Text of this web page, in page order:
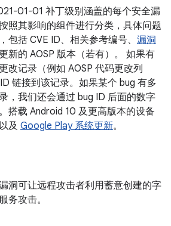
01-01 补丁级别涵盖的每个安全漏
照其影响的组件进行分类，具体问题
包括 CVE ID、相关参考编号、 漏洞
新的 AOSP 版本（若有）。 如果有
改记录（例如 AOSP 代码更改列
链接到该记录。如果某个 bug 有多
，我们还会通过 bug ID 后面的数字
搭载 Android 10 及更高版本的设备
及 Google Play 系统更新。
洞可让远程攻击者利用蓄意创建的字
务攻击。